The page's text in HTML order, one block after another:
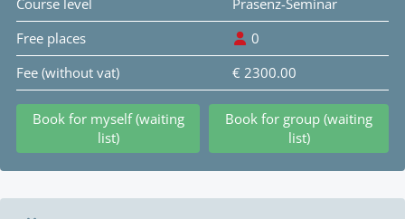
Course level
Präsenz-Seminar
Free places
0
Fee (without vat)
€ 2300.00
Book for myself (waiting
list)
Book for group (waiting
list)